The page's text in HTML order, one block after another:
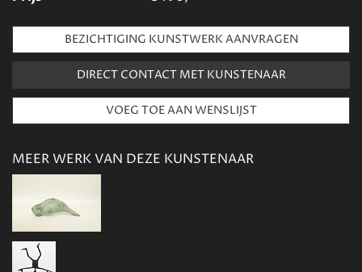
BEZICHTIGING KUNSTWERK AANVRAGEN
DIRECT CONTACT MET KUNSTENAAR
MEER WERK VAN DEZE KUNSTENAAR